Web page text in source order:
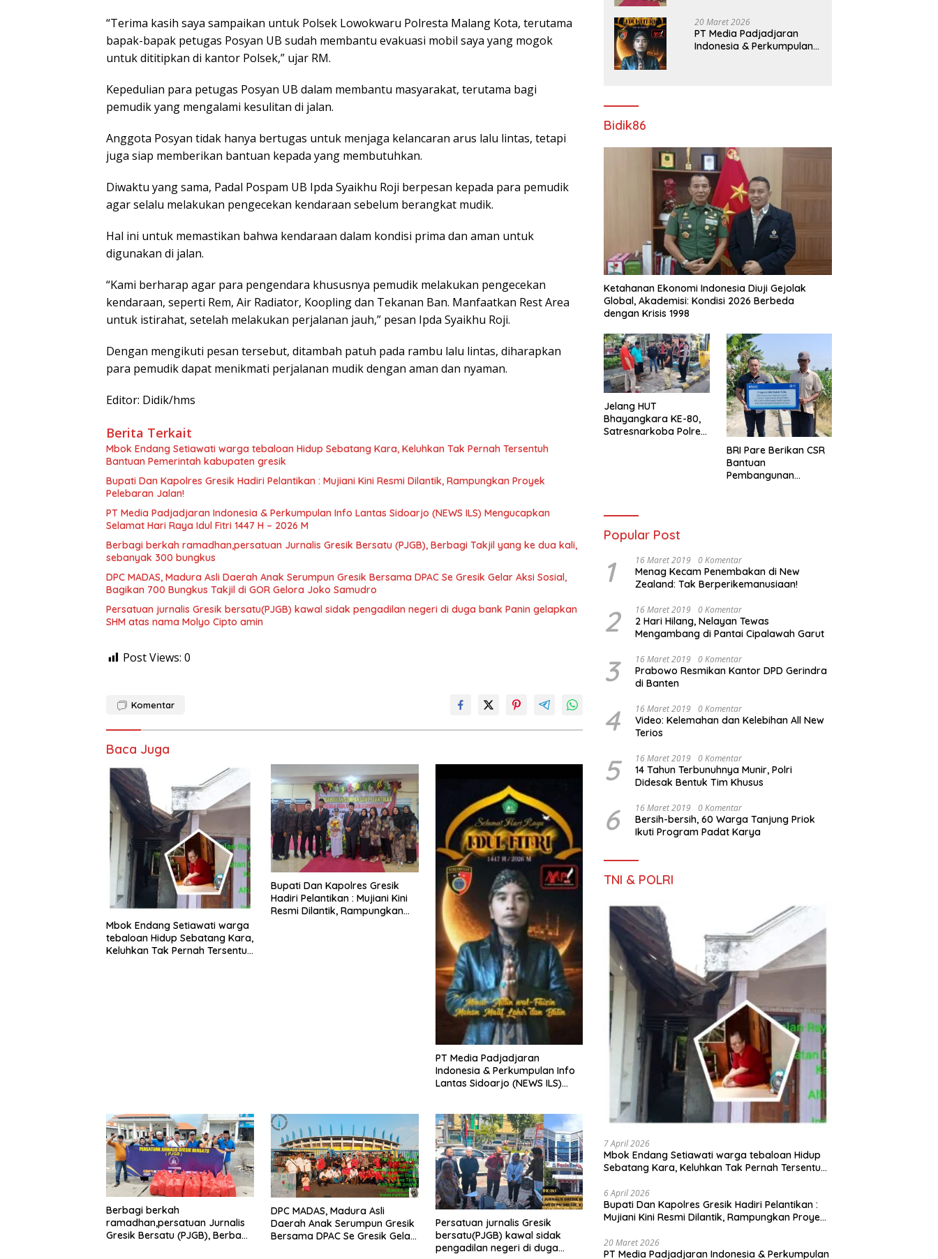
“Terima kasih saya sampaikan untuk Polsek Lowokwaru Polresta Malang Kota, terutama
bapak-bapak petugas Posyan UB sudah membantu evakuasi mobil saya yang mogok
untuk dititipkan di kantor Polsek,” ujar RM.
Kepedulian para petugas Posyan UB dalam membantu masyarakat, terutama bagi
pemudik yang mengalami kesulitan di jalan.
Anggota Posyan tidak hanya bertugas untuk menjaga kelancaran arus lalu lintas, tetapi
juga siap memberikan bantuan kepada yang membutuhkan.
Diwaktu yang sama, Padal Pospam UB Ipda Syaikhu Roji berpesan kepada para pemudik
agar selalu melakukan pengecekan kendaraan sebelum berangkat mudik.
Hal ini untuk memastikan bahwa kendaraan dalam kondisi prima dan aman untuk
digunakan di jalan.
“Kami berharap agar para pengendara khususnya pemudik melakukan pengecekan
kendaraan, seperti Rem, Air Radiator, Koopling dan Tekanan Ban. Manfaatkan Rest Area
untuk istirahat, setelah melakukan perjalanan jauh,” pesan Ipda Syaikhu Roji.
Dengan mengikuti pesan tersebut, ditambah patuh pada rambu lalu lintas, diharapkan
para pemudik dapat menikmati perjalanan mudik dengan aman dan nyaman.
Editor: Didik/hms
Berita Terkait
Mbok Endang Setiawati warga tebaloan Hidup Sebatang Kara, Keluhkan Tak Pernah Tersentuh
Bantuan Pemerintah kabupaten gresik
​Bupati Dan Kapolres Gresik Hadiri Pelantikan : Mujiani Kini Resmi Dilantik, Rampungkan Proyek
Pelebaran Jalan!
PT Media Padjadjaran Indonesia & Perkumpulan Info Lantas Sidoarjo (NEWS ILS) Mengucapkan
Selamat Hari Raya Idul Fitri 1447 H – 2026 M
Berbagi berkah ramadhan,persatuan Jurnalis Gresik Bersatu (PJGB), Berbagi Takjil yang ke dua kali,
sebanyak 300 bungkus
DPC MADAS, Madura Asli Daerah Anak Serumpun Gresik Bersama DPAC Se Gresik Gelar Aksi Sosial,
Bagikan 700 Bungkus Takjil di GOR Gelora Joko Samudro
Persatuan jurnalis Gresik bersatu(PJGB) kawal sidak pengadilan negeri di duga bank Panin gelapkan
SHM atas nama Molyo Cipto amin
Post Views: 0
Komentar
Baca Juga
Mbok Endang Setiawati warga
tebaloan Hidup Sebatang Kara,
Keluhkan Tak Pernah Tersentuh
​Bupati Dan Kapolres Gresik
Hadiri Pelantikan : Mujiani Kini
Resmi Dilantik, Rampungkan
PT Media Padjadjaran
Indonesia & Perkumpulan Info
Lantas Sidoarjo (NEWS ILS)
Berbagi berkah
ramadhan,persatuan Jurnalis
Gresik Bersatu (PJGB), Berbagi
DPC MADAS, Madura Asli
Daerah Anak Serumpun Gresik
Bersama DPAC Se Gresik Gelar
Persatuan jurnalis Gresik
bersatu(PJGB) kawal sidak
pengadilan negeri di duga
Pelebaran Jalan!
20 Maret 2026
PT Media Padjadjaran
Indonesia & Perkumpulan
Bidik86
Ketahanan Ekonomi Indonesia Diuji Gejolak
Global, Akademisi: Kondisi 2026 Berbeda
dengan Krisis 1998
Jelang HUT
Bhayangkara KE-80,
Satresnarkoba Polres
BRI Pare Berikan CSR
Bantuan
Pembangunan
Popular Post
1 16 Maret 2019 0 Komentar
Menag Kecam Penembakan di New
Zealand: Tak Berperikemanusiaan!
2 16 Maret 2019 0 Komentar
2 Hari Hilang, Nelayan Tewas
Mengambang di Pantai Cipalawah Garut
3 16 Maret 2019 0 Komentar
Prabowo Resmikan Kantor DPD Gerindra
di Banten
4 16 Maret 2019 0 Komentar
Video: Kelemahan dan Kelebihan All New
Terios
5 16 Maret 2019 0 Komentar
14 Tahun Terbunuhnya Munir, Polri
Didesak Bentuk Tim Khusus
6 16 Maret 2019 0 Komentar
Bersih-bersih, 60 Warga Tanjung Priok
Ikuti Program Padat Karya
TNI & POLRI
7 April 2026
Mbok Endang Setiawati warga tebaloan Hidup
Sebatang Kara, Keluhkan Tak Pernah Tersentuh
6 April 2026
​Bupati Dan Kapolres Gresik Hadiri Pelantikan :
Mujiani Kini Resmi Dilantik, Rampungkan Proyek
20 Maret 2026
PT Media Padjadjaran Indonesia & Perkumpulan